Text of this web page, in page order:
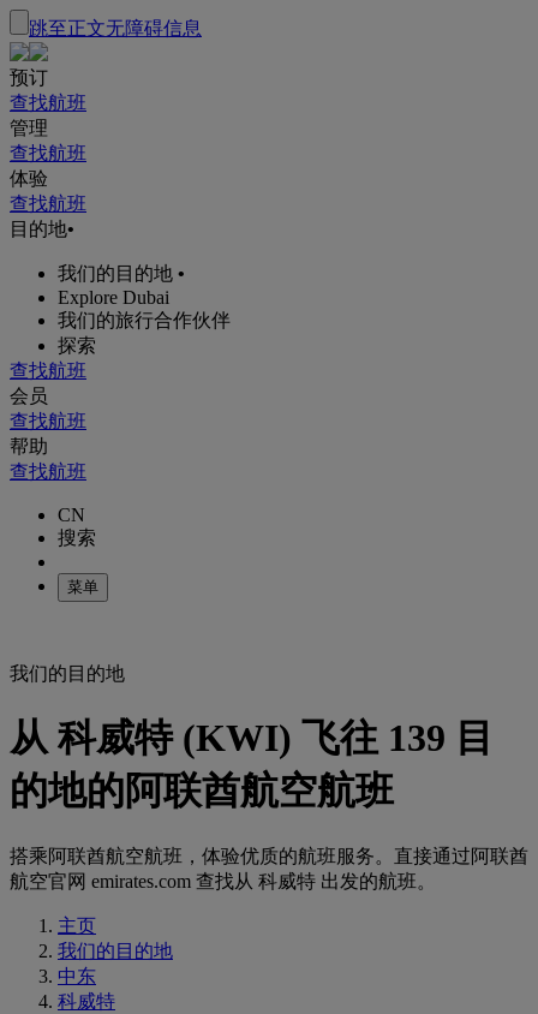
跳至正文无障碍信息
预订
查找航班
管理
查找航班
体验
查找航班
目的地•
我们的目的地 •
Explore Dubai
我们的旅行合作伙伴
探索
查找航班
会员
查找航班
帮助
查找航班
CN
搜索
菜单
我们的目的地
从 科威特 (KWI) 飞往 139 目
的地的阿联酋航空航班
搭乘阿联酋航空航班，体验优质的航班服务。直接通过阿联酋
航空官网 emirates.com 查找从 科威特 出发的航班。
主页
我们的目的地
中东
科威特